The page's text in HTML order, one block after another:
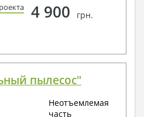
4 900 грн.
пылесос"
Неотъемлемая
часть